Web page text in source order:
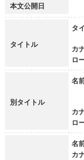
本文公開日
タイトル
タ
カ
ロ
別タイトル
名
カ
ロ
名
カ